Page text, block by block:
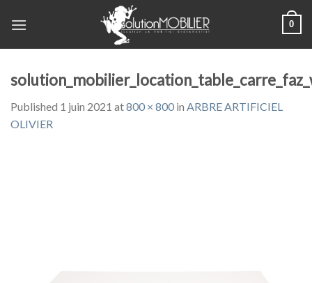
0
Published 1 juin 2021 at800 × 800 in ARBRE ARTIFICIEL
OLIVIER